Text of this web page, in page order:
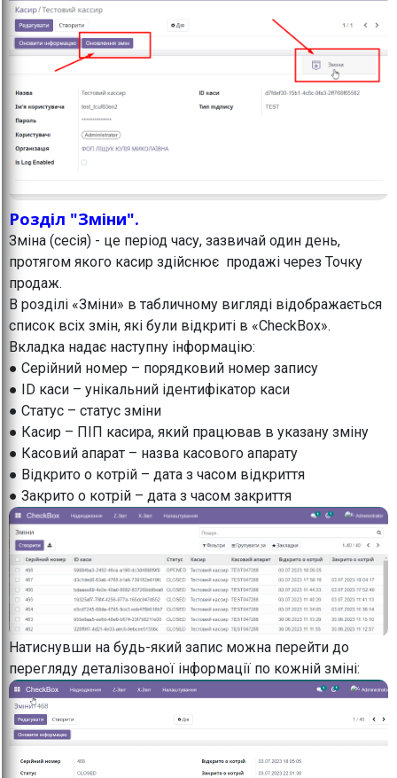
Розділ "Зміни".
Зміна (сесія) - це період часу, зазвичай один день,
протягом якого касир здійснює продажі через Точку
продаж.
В розділі «Зміни» в табличному вигляді відображається
список всіх змін, які були відкриті в «CheckBox».
Вкладка надає наступну інформацію:
● Серійний номер – порядковий номер запису
● ID каси – унікальний ідентифікатор каси
● Статус – статус зміни
● Касир – ПІП касира, який працював в указану зміну
● Касовий апарат – назва касового апарату
● Відкрито о котрій – дата з часом відкриття
● Закрито о котрій – дата з часом закриття
Натиснувши на будь-який запис можна перейти до
перегляду деталізованої інформації по кожній зміні: